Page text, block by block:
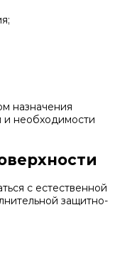
назначения
и необходимости
с естественной
защитно-